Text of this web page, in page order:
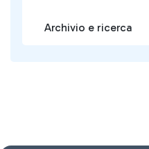
Archivio e ricerca